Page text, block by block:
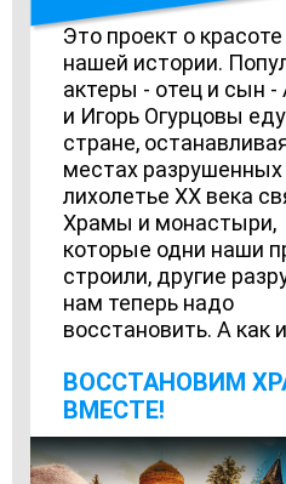
Это проект о
нашей истории.
актеры - отец и сын -
и Игорь Огурцовы
стране,
местах разрушенных
лихолетье ХХ века
Храмы и монастыри,
которые одни наши
строили, другие
нам теперь надо
восстановить. А как
ВОCСТАНОВИМ
ВМЕСТЕ!